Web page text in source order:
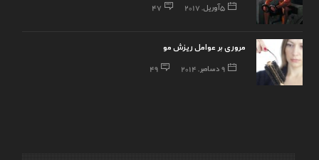
5 آوریل, 2017 47
مروری بر عوامل ریزش مو
9 دسامبر, 2014 49